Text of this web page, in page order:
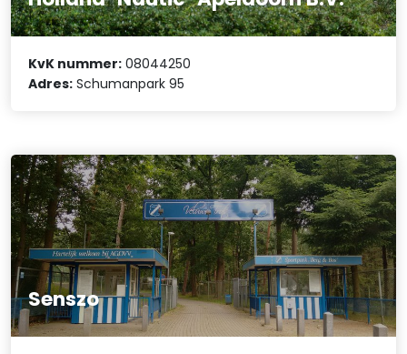
KvK nummer: 08044250
Adres: Schumanpark 95
Senszo